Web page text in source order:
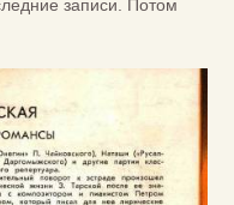
записи. Потом